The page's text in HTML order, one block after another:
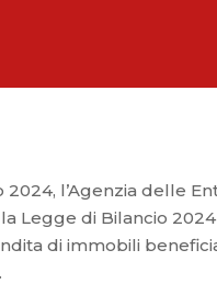
2024, l’Agenzia delle
Legge di Bilancio
di immobili